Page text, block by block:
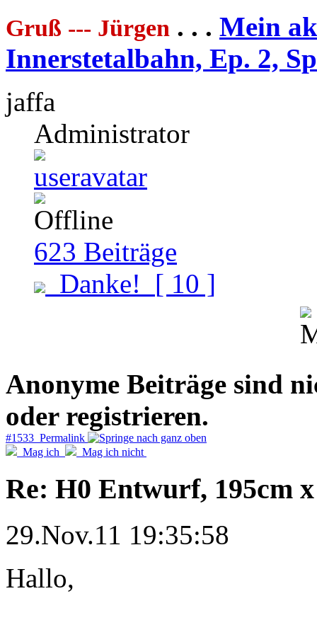
Gruß --- Jürgen . . . Mein
Innerstetalbahn, Ep. 2,
jaffa
Administrator
623 Beiträge
Danke! [ 10 ]
Anonyme Beiträge sind
oder registrieren.
#1533 Permalink
Mag ich
Mag ich nicht
Re: H0 Entwurf, 195cm
29.Nov.11 19:35:58
Hallo,